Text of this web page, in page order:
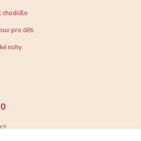
chodidlo
pro děti
nohy